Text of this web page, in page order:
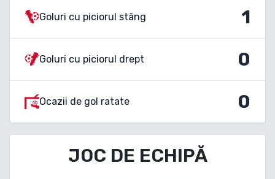
Goluri cu piciorul stâng 1
Goluri cu piciorul drept 0
Ocazii de gol ratate 0
JOC DE ECHIPĂ